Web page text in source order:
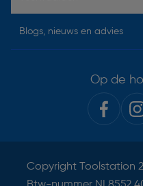
Blogs, nieuws en advies
Op de
Copyright Toolstation